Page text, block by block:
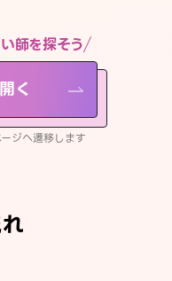
師を探そう
く
ジへ遷移します